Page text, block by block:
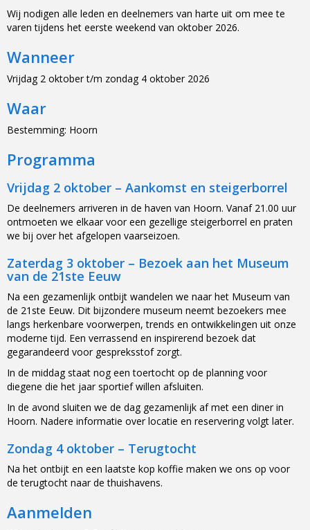
Wij nodigen alle leden en deelnemers van harte uit om mee te
varen tijdens het eerste weekend van oktober 2026.
Wanneer
Vrijdag 2 oktober t/m zondag 4 oktober 2026
Waar
Bestemming: Hoorn
Programma
Vrijdag 2 oktober – Aankomst en steigerborrel
De deelnemers arriveren in de haven van Hoorn. Vanaf 21.00 uur
ontmoeten we elkaar voor een gezellige steigerborrel en praten
we bij over het afgelopen vaarseizoen.
Zaterdag 3 oktober – Bezoek aan het Museum
van de 21ste Eeuw
Na een gezamenlijk ontbijt wandelen we naar het Museum van
de 21ste Eeuw. Dit bijzondere museum neemt bezoekers mee
langs herkenbare voorwerpen, trends en ontwikkelingen uit onze
moderne tijd. Een verrassend en inspirerend bezoek dat
gegarandeerd voor gespreksstof zorgt.
In de middag staat nog een toertocht op de planning voor
diegene die het jaar sportief willen afsluiten.
In de avond sluiten we de dag gezamenlijk af met een diner in
Hoorn. Nadere informatie over locatie en reservering volgt later.
Zondag 4 oktober – Terugtocht
Na het ontbijt en een laatste kop koffie maken we ons op voor
de terugtocht naar de thuishavens.
Aanmelden